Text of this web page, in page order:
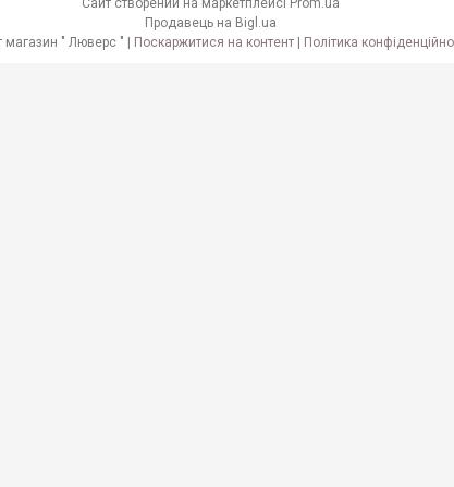
Продавець на Bigl.ua
Інтернет магазин " Люверс " | Поскаржитися на контент | Політика